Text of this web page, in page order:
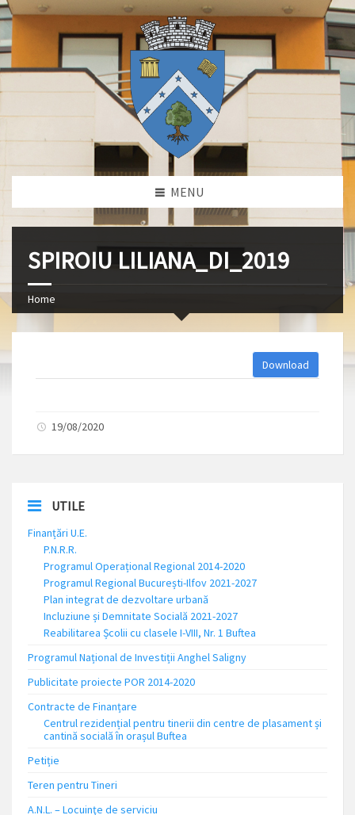
MENU
SPIROIU LILIANA_DI_2019
Home
Download
19/08/2020
UTILE
Finanțări U.E.
P.N.R.R.
Programul Operațional Regional 2014-2020
Programul Regional București-Ilfov 2021-2027
Plan integrat de dezvoltare urbană
Incluziune și Demnitate Socială 2021-2027
Reabilitarea Școlii cu clasele I-VIII, Nr. 1 Buftea
Programul Național de Investiții Anghel Saligny
Publicitate proiecte POR 2014-2020
Contracte de Finanțare
Centrul rezidențial pentru tinerii din centre de plasament și
cantină socială în orașul Buftea
Petiție
Teren pentru Tineri
A.N.L. – Locuinţe de serviciu